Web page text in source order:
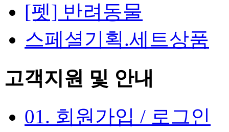
[펫] 반려동물
스페셜기획.세트상품
고객지원 및 안내
01. 회원가입 / 로그인